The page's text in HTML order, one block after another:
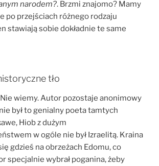
narodem?. Brzmi znajomo? Mamy
po przejściach różnego rodzaju
stawiają sobie dokładnie te same
tło
Nie wiemy. Autor pozostaje anonimowy
był to genialny poeta tamtych
Hiob z dużym
w ogóle nie był Izraelitą. Kraina
gdzieś na obrzeżach Edomu, co
specjalnie wybrał poganina, żeby